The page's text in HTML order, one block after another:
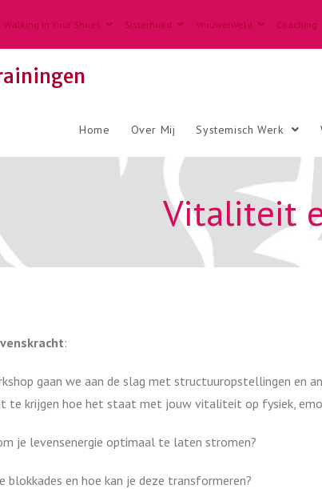
Walking In Your Shoes Sisterhood VrouwenVeld Coaching
Home Over Mij Systemisch Werk
Vitaliteit
:
gaan we aan de slag met structuuropstellingen en
te krijgen hoe het staat met jouw vitaliteit op fysiek,
je levensenergie optimaal te laten stromen?
blokkades en hoe kan je deze transformeren?